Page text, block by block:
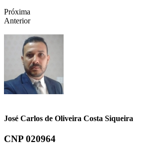
Próxima
Anterior
José Carlos de Oliveira Costa Siqueira
CNP 020964